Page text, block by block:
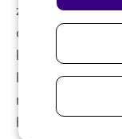
zijn stoere
om mee te
kleuren - een
levendige
musthave voor
het is een